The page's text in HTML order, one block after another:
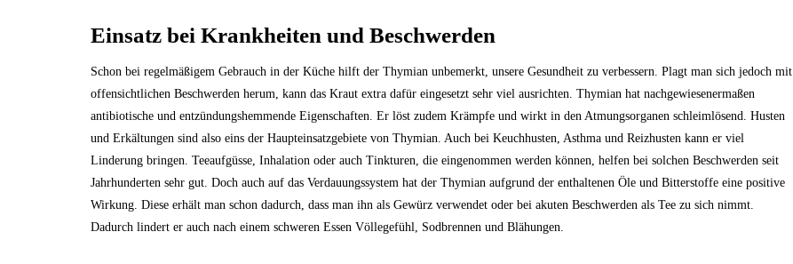
Einsatz bei Krankheiten und Beschwerden
Schon bei regelmäßigem Gebrauch in der Küche hilft der Thymian unbemerkt, unsere Gesundheit zu verbessern. Plagt man sich jedoch mit
offensichtlichen Beschwerden herum, kann das Kraut extra dafür eingesetzt sehr viel ausrichten. Thymian hat nachgewiesenermaßen
antibiotische und entzündungshemmende Eigenschaften. Er löst zudem Krämpfe und wirkt in den Atmungsorganen schleimlösend. Husten
und Erkältungen sind also eins der Haupteinsatzgebiete von Thymian. Auch bei Keuchhusten, Asthma und Reizhusten kann er viel
Linderung bringen. Teeaufgüsse, Inhalation oder auch Tinkturen, die eingenommen werden können, helfen bei solchen Beschwerden seit
Jahrhunderten sehr gut. Doch auch auf das Verdauungssystem hat der Thymian aufgrund der enthaltenen Öle und Bitterstoffe eine positive
Wirkung. Diese erhält man schon dadurch, dass man ihn als Gewürz verwendet oder bei akuten Beschwerden als Tee zu sich nimmt.
Dadurch lindert er auch nach einem schweren Essen Völlegefühl, Sodbrennen und Blähungen.